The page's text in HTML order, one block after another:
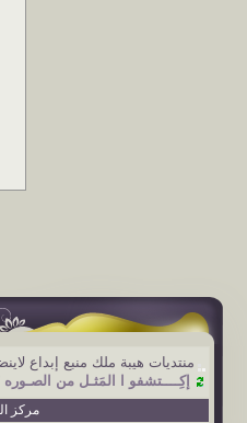
منتديات هيبة ملك منبع إبداع
إكِــــتشفو ا المَثـل من
مركز